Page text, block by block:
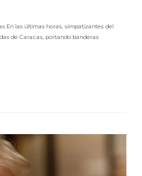
En las últimas horas, simpatizantes del
de Caracas, portando banderas